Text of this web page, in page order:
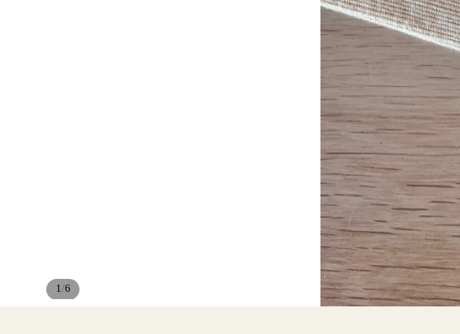
1/6